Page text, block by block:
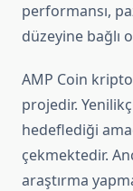
performansı,
düzeyine bağlı
AMP Coin
projedir.
hedeflediği
çekmektedir.
araştırma